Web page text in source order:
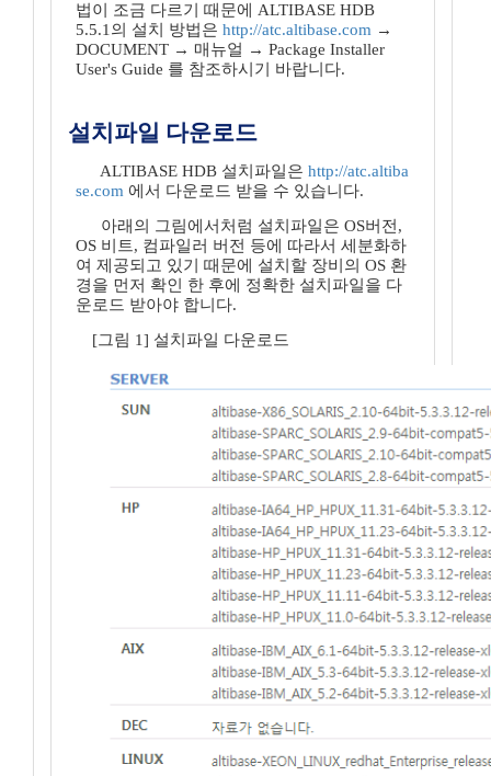
법이 조금 다르기 때문에 ALTIBASE HDB
5.5.1의 설치 방법은 http://atc.altibase.com →
DOCUMENT → 매뉴얼 → Package Installer
User's Guide 를 참조하시기 바랍니다.
설치파일 다운로드
ALTIBASE HDB 설치파일은 http://atc.altiba
se.com 에서 다운로드 받을 수 있습니다.
아래의 그림에서처럼 설치파일은 OS버전,
OS 비트, 컴파일러 버전 등에 따라서 세분화하
여 제공되고 있기 때문에 설치할 장비의 OS 환
경을 먼저 확인 한 후에 정확한 설치파일을 다
운로드 받아야 합니다.
[그림 1] 설치파일 다운로드